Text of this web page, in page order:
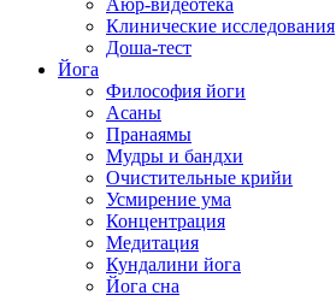
Аюр-видеотека
Клинические исследования
Доша-тест
Йога
Философия йоги
Асаны
Пранаямы
Мудры и бандхи
Очистительные крийи
Усмирение ума
Концентрация
Медитация
Кундалини йога
Йога сна